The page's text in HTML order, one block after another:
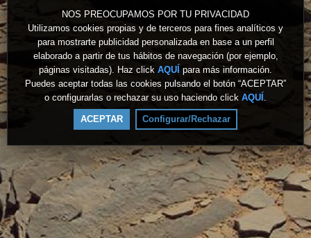
NOS PREOCUPAMOS POR TU PRIVACIDAD
Utilizamos cookies propias y de terceros para fines analíticos y
para mostrarte publicidad personalizada en base a un perfil
elaborado a partir de tus hábitos de navegación (por ejemplo,
páginas visitadas). Haz click AQUÍ para más información.
Puedes aceptar todas las cookies pulsando el botón “ACEPTAR”
o configurarlas o rechazar su uso haciendo click AQUÍ .
ACEPTAR Configurar/Rechazar